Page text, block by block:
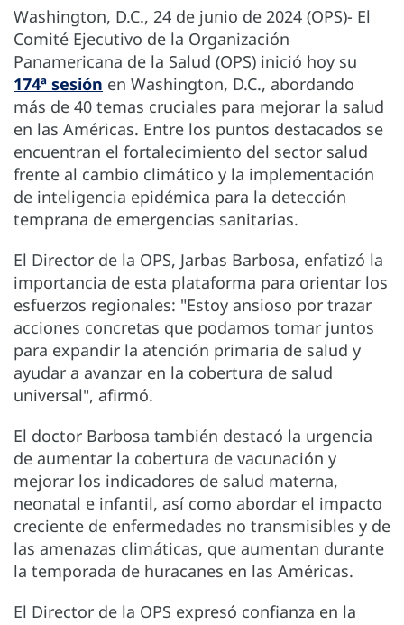
Washington, D.C., 24 de junio de 2024 (OPS)- El
Comité Ejecutivo de la Organización
Panamericana de la Salud (OPS) inició hoy su
174ª sesión en Washington, D.C., abordando
más de 40 temas cruciales para mejorar la salud
en las Américas. Entre los puntos destacados se
encuentran el fortalecimiento del sector salud
frente al cambio climático y la implementación
de inteligencia epidémica para la detección
temprana de emergencias sanitarias.
El Director de la OPS, Jarbas Barbosa, enfatizó la
importancia de esta plataforma para orientar los
esfuerzos regionales: "Estoy ansioso por trazar
acciones concretas que podamos tomar juntos
para expandir la atención primaria de salud y
ayudar a avanzar en la cobertura de salud
universal", afirmó.
El doctor Barbosa también destacó la urgencia
de aumentar la cobertura de vacunación y
mejorar los indicadores de salud materna,
neonatal e infantil, así como abordar el impacto
creciente de enfermedades no transmisibles y de
las amenazas climáticas, que aumentan durante
la temporada de huracanes en las Américas.
El Director de la OPS expresó confianza en la